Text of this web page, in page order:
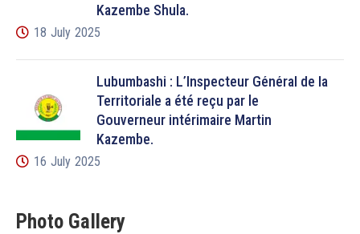
Kazembe Shula.
18 July 2025
Lubumbashi : L’Inspecteur Général de la
Territoriale a été reçu par le
Gouverneur intérimaire Martin
Kazembe.
16 July 2025
Photo Gallery